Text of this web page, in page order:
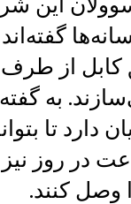
کابل از
به گفته
دارد تا
در روز نیز
وصل کنند.